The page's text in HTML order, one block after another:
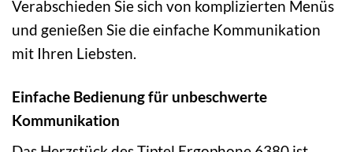
Verabschieden Sie sich von komplizierten Menüs
und genießen Sie die einfache Kommunikation
mit Ihren Liebsten.
Einfache Bedienung für unbeschwerte
Kommunikation